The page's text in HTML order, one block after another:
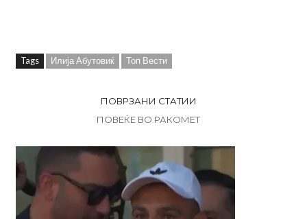
Tags Илија Абутовиќ Топ Вести
ПОВРЗАНИ СТАТИИ
ПОВЕЌЕ ВО РАКОМЕТ